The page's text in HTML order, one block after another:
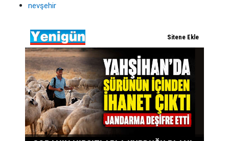
nevşehir